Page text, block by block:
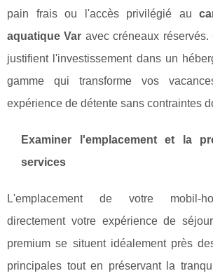
pain frais ou l'accès privilégié au
aquatique Var avec créneaux réservés.
justifient l'investissement dans un
gamme qui transforme vos
expérience de détente sans contraintes
Examiner l'emplacement et la
services
L'emplacement de votre mobil-
directement votre expérience de
premium se situent idéalement près
principales tout en préservant la